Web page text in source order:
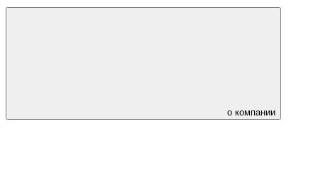
о компании